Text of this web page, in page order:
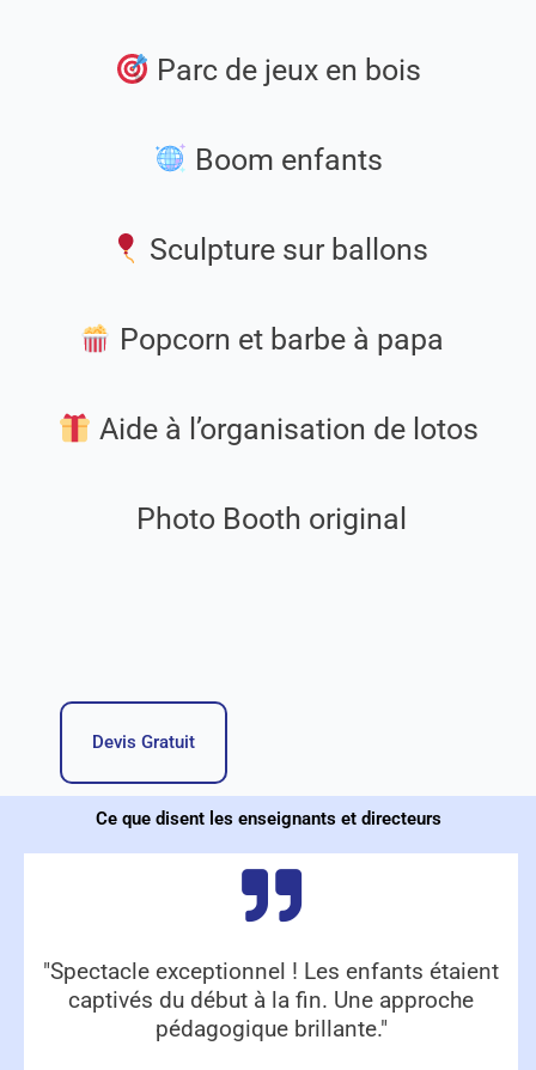
Parc de jeux en bois
Boom enfants
Sculpture sur ballons
Popcorn et barbe à papa
Aide à l’organisation de lotos
Photo Booth original
Devis Gratuit
Ce que disent les enseignants et directeurs
"Spectacle exceptionnel ! Les enfants étaient
captivés du début à la fin. Une approche
pédagogique brillante."